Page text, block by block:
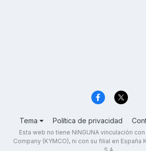
Tema Política de privacidad
Esta web no tiene NINGUNA vinculación
Company (KYMCO), ni con su filial en España